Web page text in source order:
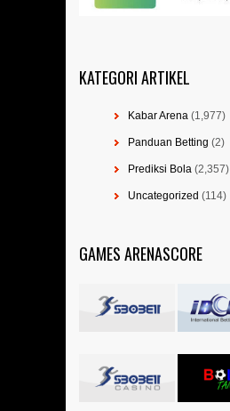
KATEGORI ARTIKEL
Kabar Arena (1,977)
Panduan Betting (2)
Prediksi Bola (2,357)
Uncategorized (114)
GAMES ARENASCORE